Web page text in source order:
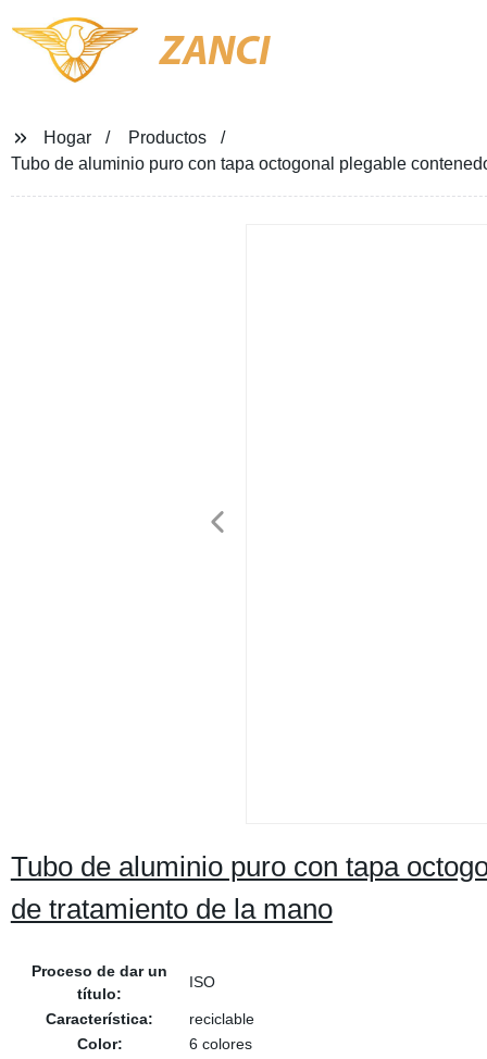
ZANCI
Hogar
Productos
Tubo de aluminio puro con tapa octogonal plegable
Tubo de aluminio puro con tapa
de tratamiento de la mano
Proceso de dar un
título:
ISO
Característica:
reciclable
Color:
6 colores